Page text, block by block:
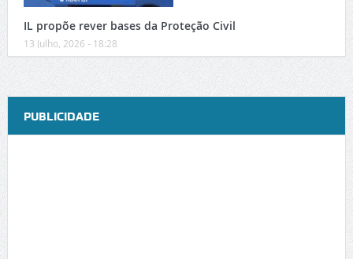
IL propõe rever bases da Proteção Civil
13 Julho, 2026 - 18:28
PUBLICIDADE